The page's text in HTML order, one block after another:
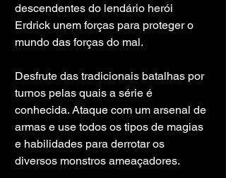
descendentes do lendário herói
Erdrick unem forças para proteger o
mundo das forças do mal.
Desfrute das tradicionais batalhas por
turnos pelas quais a série é
conhecida. Ataque com um arsenal de
armas e use todos os tipos de magias
e habilidades para derrotar os
diversos monstros ameaçadores.